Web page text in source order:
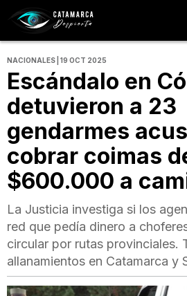
NACIONALES | 19 OCT 2025
Escándalo en
detuvieron a 23
gendarmes
cobrar coimas
$600.000 a
La Justicia investiga si los
red que pedía dinero a
circular por rutas provinciales.
allanamientos en Catamarca y